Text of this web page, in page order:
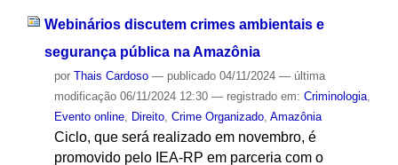
Webinários discutem crimes ambientais e
segurança pública na Amazônia
por Thais Cardoso — publicado04/11/2024 — última
modificação06/11/2024 12:30 — registrado em: Criminologia,
Evento online, Direito, Crime Organizado, Amazônia
Ciclo, que será realizado em novembro, é
promovido pelo IEA-RP em parceria com o